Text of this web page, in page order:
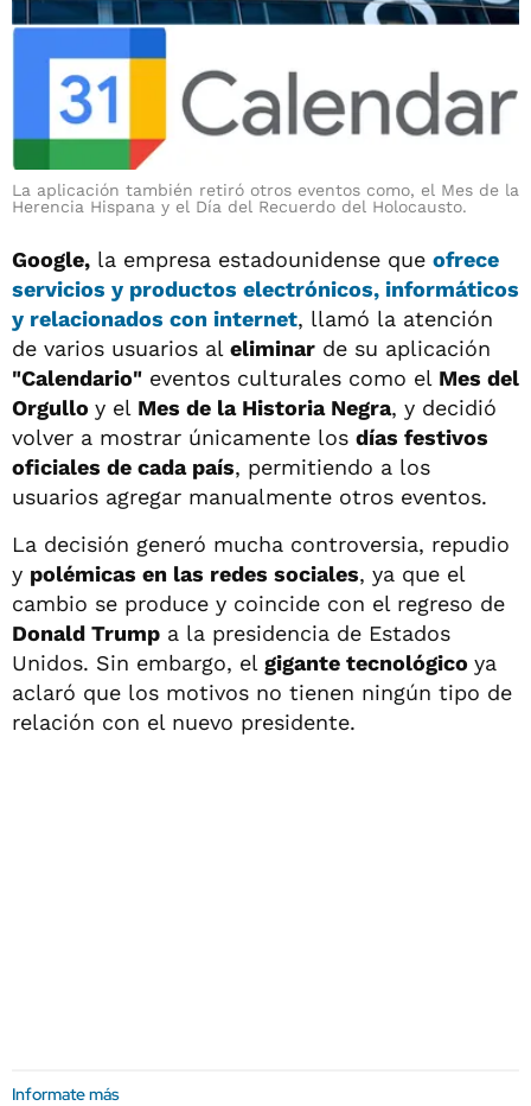
La aplicación también retiró otros eventos como, el Mes de la
Herencia Hispana y el Día del Recuerdo del Holocausto.
Google, la empresa estadounidense que ofrece
servicios y productos electrónicos, informáticos
y relacionados con internet, llamó la atención
de varios usuarios al eliminar de su aplicación
"Calendario" eventos culturales como el Mes del
Orgullo y el Mes de la Historia Negra, y decidió
volver a mostrar únicamente los días festivos
oficiales de cada país, permitiendo a los
usuarios agregar manualmente otros eventos.
La decisión generó mucha controversia, repudio
y polémicas en las redes sociales, ya que el
cambio se produce y coincide con el regreso de
Donald Trump a la presidencia de Estados
Unidos. Sin embargo, el gigante tecnológico ya
aclaró que los motivos no tienen ningún tipo de
relación con el nuevo presidente.
Informate más